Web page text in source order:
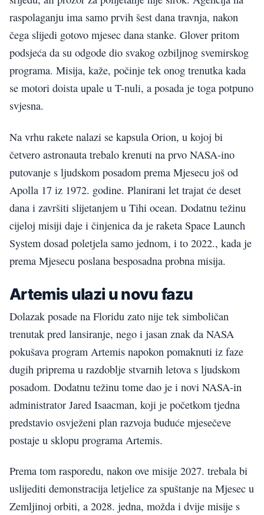
raspolaganju ima samo prvih šest dana travnja, nakon
čega slijedi gotovo mjesec dana stanke. Glover pritom
podsjeća da su odgode dio svakog ozbiljnog svemirskog
programa. Misija, kaže, počinje tek onog trenutka kada
se motori doista upale u T-nuli, a posada je toga potpuno
svjesna.
Na vrhu rakete nalazi se kapsula Orion, u kojoj bi
četvero astronauta trebalo krenuti na prvo NASA-ino
putovanje s ljudskom posadom prema Mjesecu još od
Apolla 17 iz 1972. godine. Planirani let trajat će deset
dana i završiti slijetanjem u Tihi ocean. Dodatnu težinu
cijeloj misiji daje i činjenica da je raketa Space Launch
System dosad poletjela samo jednom, i to 2022., kada je
prema Mjesecu poslana besposadna probna misija.
Artemis ulazi u novu fazu
Dolazak posade na Floridu zato nije tek simboličan
trenutak pred lansiranje, nego i jasan znak da NASA
pokušava program Artemis napokon pomaknuti iz faze
dugih priprema u razdoblje stvarnih letova s ljudskom
posadom. Dodatnu težinu tome dao je i novi NASA-in
administrator Jared Isaacman, koji je početkom tjedna
predstavio osvježeni plan razvoja buduće mjesečeve
postaje u sklopu programa Artemis.
Prema tom rasporedu, nakon ove misije 2027. trebala bi
uslijediti demonstracija letjelice za spuštanje na Mjesec u
Zemljinoj orbiti, a 2028. jedna, možda i dvije misije s